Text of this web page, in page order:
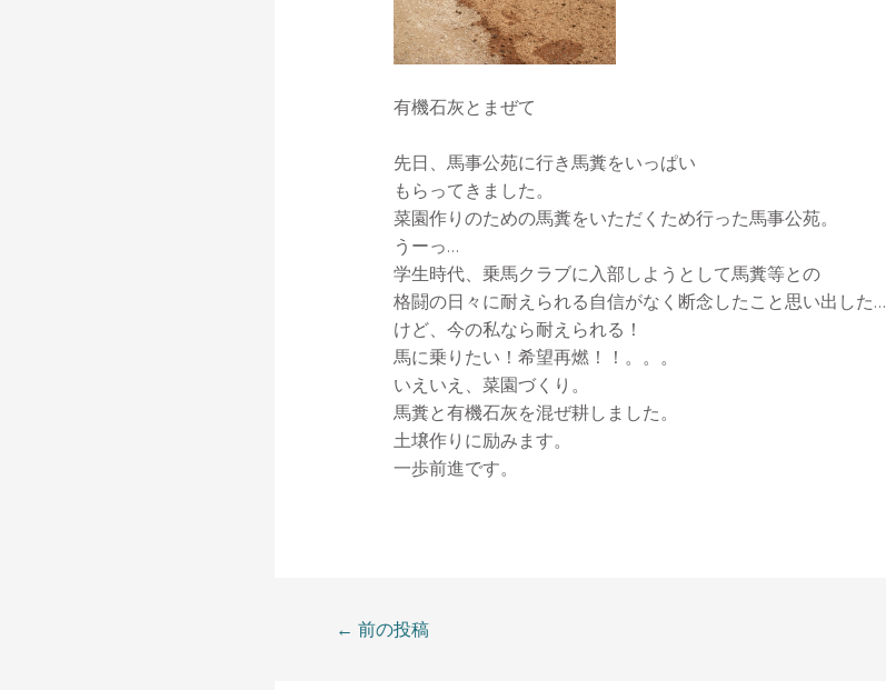
有機石灰とまぜて
先日、馬事公苑に行き馬糞をいっぱい
もらってきました。
菜園作りのための馬糞をいただくため行った馬事公苑。
うーっ…
学生時代、乗馬クラブに入部しようとして馬糞等との
格闘の日々に耐えられる自信がなく断念したこと思い出した…
けど、今の私なら耐えられる！
馬に乗りたい！希望再燃！！。。。
いえいえ、菜園づくり。
馬糞と有機石灰を混ぜ耕しました。
土壌作りに励みます。
一歩前進です。
← 前の投稿